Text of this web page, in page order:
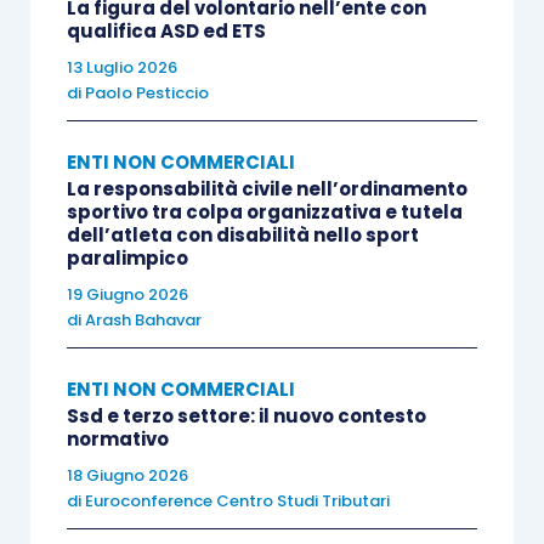
attività sportive dilettantistiche, potrà continuare
ad utilizzare tali norme?
La risposta purtroppo ènegativa, almeno allo
stato attuale, in assenza di interpretazioni
diverse da parte della Agenzia delle Entrate.
Infatti, ai sensi del primo comma dell’
del CTS, per gli enti oggetto della riforma trovano
applicazione le norme del Testo unico delle
articolo 89, primo comma, lett. c), del CTS
prevede espressamente che agli enti del terzo
settore non si applichi la L. 398/1991. Non vi è
La figura del volontario nell’ente con
qualifica ASD ed ETS
13 Luglio 2026
di Paolo Pesticcio
ENTI NON COMMERCIALI
La responsabilità civile nell’ordinamento
sportivo tra colpa organizzativa e tutela
dell’atleta con disabilità nello sport
paralimpico
19 Giugno 2026
diArash Bahavar
ENTI NON COMMERCIALI
Ssd e terzo settore: il nuovo contesto
normativo
18 Giugno 2026
di Euroconference Centro Studi Tributari